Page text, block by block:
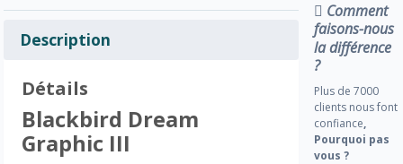
Description
Détails
Blackbird Dream
Graphic III
Comment
faisons-nous
la différence
?
Plus de 7000
clients nous font
confiance,
Pourquoi pas
vous ?